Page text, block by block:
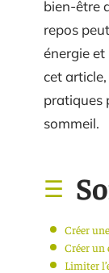
bien-être
repos
énergie
cet
pratiques
sommeil.
Créer
Créer un
Limiter